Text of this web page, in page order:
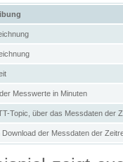
Messwerte in Minuten
Topic, über das Messdaten der
Download der Messdaten der